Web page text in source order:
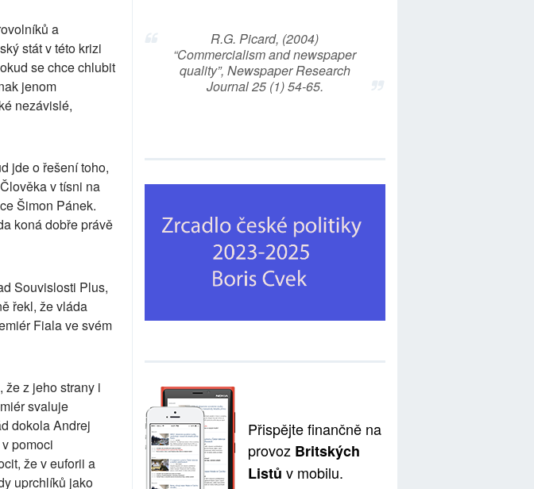
a
stát v této krizi
se chce chlubit
jenom
nezávislé,
jde o řešení toho,
v tísni na
Šimon Pánek.
koná dobře právě
Souvislosti Plus,
řekl, že vláda
Fiala ve svém
že z jeho strany i
svaluje
dokola Andrej
pomoci
že v euforii a
uprchlíků jako
R.G. Picard, (2004)
“Commercialism and newspaper
quality”, Newspaper Research
Journal 25 (1) 54-65.
Přispějte finančně na
provoz Britských
Listů v mobilu.